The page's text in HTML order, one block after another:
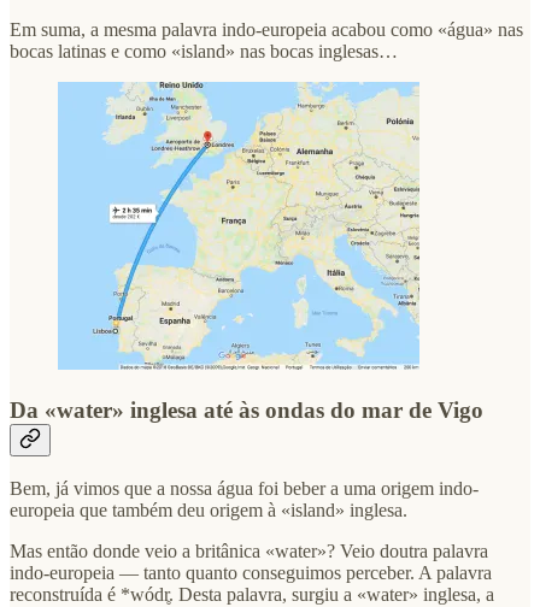
Em suma, a mesma palavra indo-europeia acabou como «água» nas
bocas latinas e como «island» nas bocas inglesas…
Da «water» inglesa até às ondas do mar de Vigo
Bem, já vimos que a nossa água foi beber a uma origem indo-
europeia que também deu origem à «island» inglesa.
Mas então donde veio a britânica «water»? Veio doutra palavra
indo-europeia — tanto quanto conseguimos perceber. A palavra
reconstruída é *wódr̥. Desta palavra, surgiu a «water» inglesa, a